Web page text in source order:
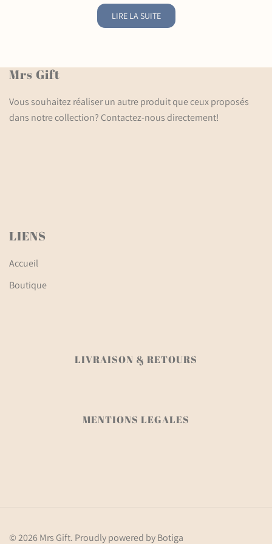
LIRE LA SUITE
Mrs Gift
Vous souhaitez réaliser un autre produit que ceux proposés
dans notre collection? Contactez-nous directement!
LIENS
Accueil
Boutique
LIVRAISON & RETOURS
MENTIONS LEGALES
© 2026 Mrs Gift. Proudly powered byBotiga